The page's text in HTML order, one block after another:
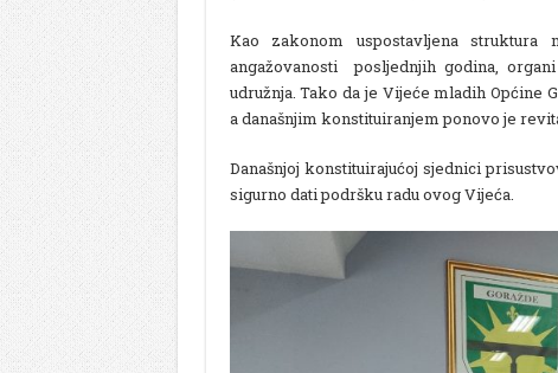
Kao zakonom uspostavljena
angažovanosti posljednjih godina,
udružnja. Tako da je Vijeće mladih Općine
a današnjim konstituiranjem ponovo je
Današnjoj konstituirajućoj sjednici
sigurno dati podršku radu ovog Vijeća.